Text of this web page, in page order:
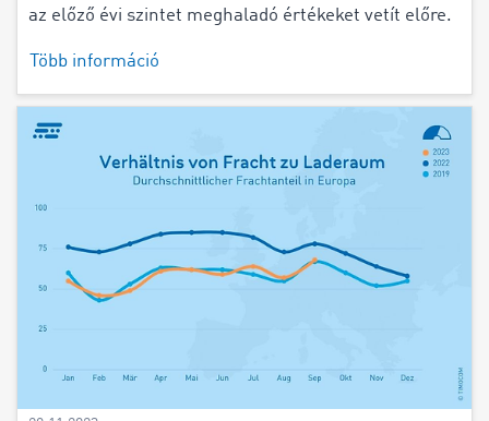
az előző évi szintet meghaladó értékeket vetít előre.
Több információ